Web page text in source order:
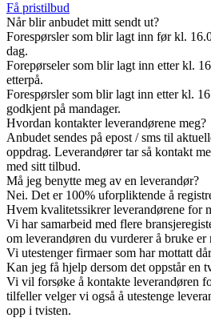
Få pristilbud
Når blir anbudet mitt sendt ut?
Forespørsler som blir lagt inn før kl.
dag.
Forepørseler som blir lagt inn etter kl.
etterpå.
Forespørsler som blir lagt inn etter kl.
godkjent på mandager.
Hvordan kontakter leverandørene meg?
Anbudet sendes på epost / sms til
oppdrag. Leverandører tar så kontakt
med sitt tilbud.
Må jeg benytte meg av en leverandør?
Nei. Det er 100% uforpliktende å
Hvem kvalitetssikrer leverandørene for
Vi har samarbeid med flere
om leverandøren du vurderer å bruke
Vi utestenger firmaer som har mottatt
Kan jeg få hjelp dersom det oppstår en
Vi vil forsøke å kontakte leverandøren
tilfeller velger vi også å utestenge
opp i tvisten.